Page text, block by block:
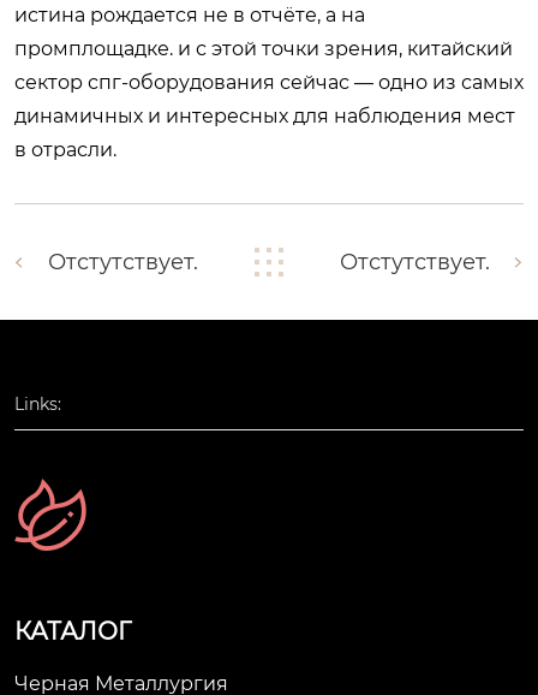
истина рождается не в отчёте, а на
промплощадке. и с этой точки зрения, китайский
сектор спг-оборудования сейчас — одно из самых
динамичных и интересных для наблюдения мест
в отрасли.
Отстутствует. Отстутствует.
Links:
КАТАЛОГ
Черная Металлургия